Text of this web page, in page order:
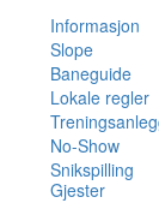
Informasjon
Slope
Baneguide
Lokale regler
No-Show
Snikspilling
Gjester